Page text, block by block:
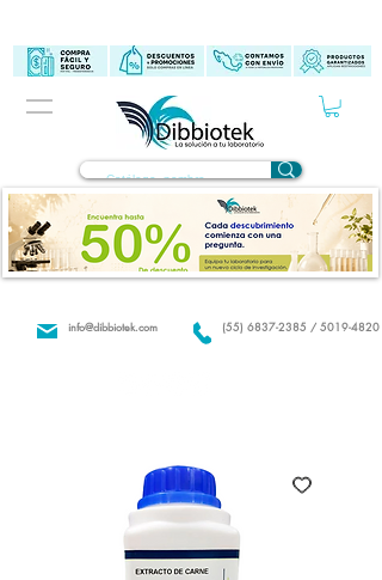
(55) 6837-2385 / 5019-4820
info@dibbiotek.com